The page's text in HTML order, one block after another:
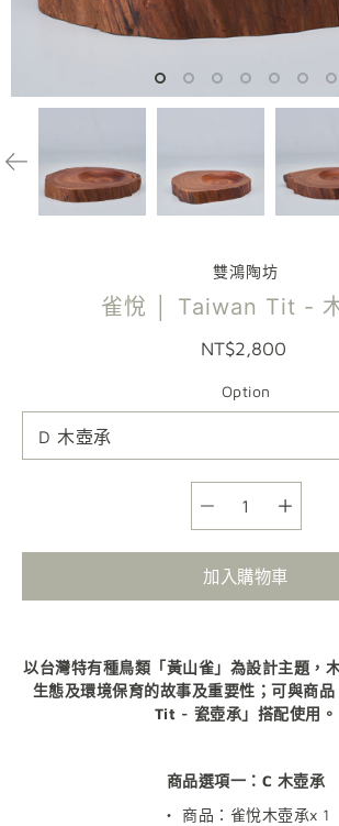
雙鴻陶坊
雀悅 │ Taiwan Tit -
NT$2,800
Option
選項
加入購物車
以台灣特有種鳥類「黃山雀」為設計主題，
生態及環境保育的故事及重要性；可與商
Tit - 瓷壺承」搭配使用。
商品選項一：C 木壺承
・ 商品：雀悅木壺承x 1